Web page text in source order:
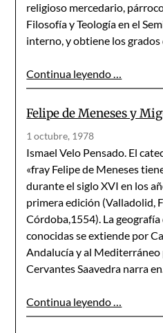
religioso mercedario,
Filosofía y Teología en el
interno, y obtiene los
Continua leyendo …
Felipe de Meneses y
1 octubre, 1978
Ismael Velo Pensado. El
«fray Felipe de Meneses
durante el siglo XVI en los
primera edición (Valladolid,
Córdoba,1554). La geografía
conocidas se extiende por
Andalucía y al
Cervantes Saavedra narra
Continua leyendo …